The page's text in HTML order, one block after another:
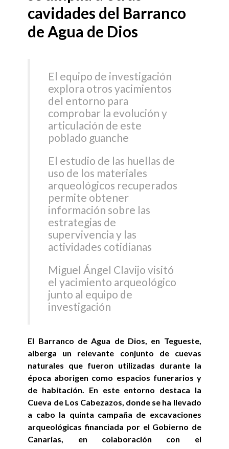
cavidades del Barranco
de Agua de Dios
El equipo de investigación
explora otros yacimientos
del entorno para
comprobar la evolución y
articulación de este
poblado guanche
El estudio de las huellas de
uso de los materiales
arqueológicos recuperados
permite obtener
información sobre las
estrategias de
supervivencia y las
actividades cotidianas
Miguel Ángel Clavijo visitó
el yacimiento arqueológico
junto al equipo de
investigación
El Barranco de Agua de Dios, en Tegueste,
alberga un relevante conjunto de cuevas
naturales que fueron utilizadas durante la
época aborigen como espacios funerarios y
de habitación. En este entorno destaca la
Cueva de Los Cabezazos, donde se ha llevado
a cabo la quinta campaña de excavaciones
arqueológicas financiada por el Gobierno de
Canarias, en colaboración con el